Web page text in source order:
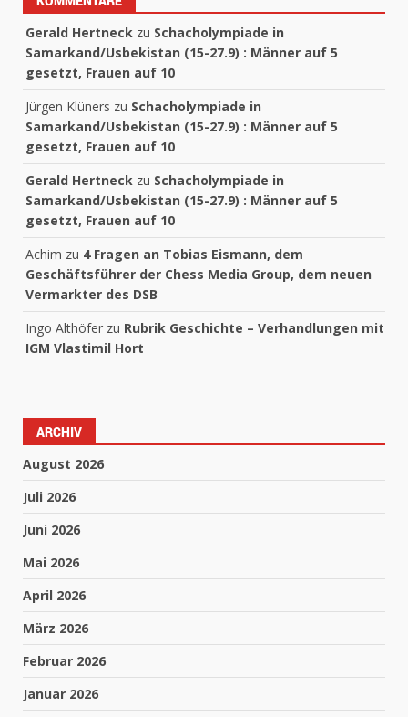
Gerald Hertneck zu Schacholympiade in
Samarkand/Usbekistan (15-27.9) : Männer auf 5
gesetzt, Frauen auf 10
Jürgen Klüners zu Schacholympiade in
Samarkand/Usbekistan (15-27.9) : Männer auf 5
gesetzt, Frauen auf 10
Gerald Hertneck zu Schacholympiade in
Samarkand/Usbekistan (15-27.9) : Männer auf 5
gesetzt, Frauen auf 10
Achim zu 4 Fragen an Tobias Eismann, dem
Geschäftsführer der Chess Media Group, dem neuen
Vermarkter des DSB
Ingo Althöfer zu Rubrik Geschichte – Verhandlungen mit
IGM Vlastimil Hort
ARCHIV
August 2026
Juli 2026
Juni 2026
Mai 2026
April 2026
März 2026
Februar 2026
Januar 2026